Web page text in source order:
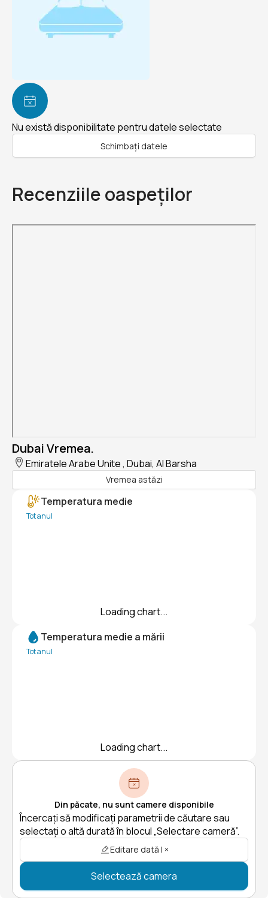
Nu există disponibilitate pentru datele selectate
Schimbați datele
Recenziile oaspeților
Dubai Vremea.
Emiratele Arabe Unite , Dubai, Al Barsha
Vremea astăzi
Temperatura medie
Tot anul
Loading chart...
Temperatura medie a mării
Tot anul
Loading chart...
Din păcate, nu sunt camere disponibile
Încercați să modificați parametrii de căutare sau
selectați o altă durată în blocul „Selectare cameră”.
Editare dată | ×
Selectează camera